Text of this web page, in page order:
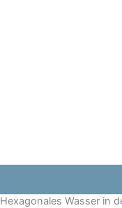
Hexagonales Wasser in